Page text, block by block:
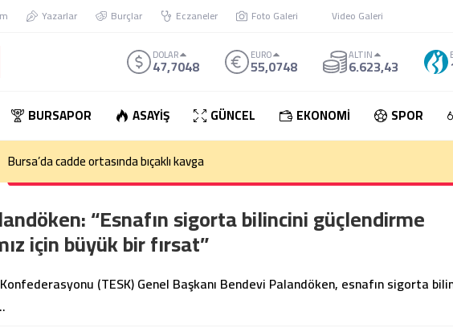
Yazarlar Burçlar Eczaneler Foto Galeri Video Galeri
DOLAR
47,7048 EURO
55,0748 ALTIN
6.623,43
BURSAPOR ASAYİŞ GÜNCEL EKONOMİ SPOR
Bursa’da cadde ortasında bıçaklı kavga
“Esnafın sigorta bilincini güçlendirme
için büyük bir fırsat”
(TESK) Genel Başkanı Bendevi Palandöken, esnafın sigorta